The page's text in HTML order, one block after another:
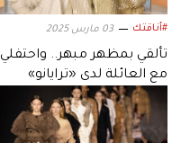
#أناقتك 03 مارس 2025
تألقي بمظهر مبهر.. واحتفلي
مع العائلة لدى «ترايانو»